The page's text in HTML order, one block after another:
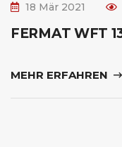
18 Mär 2021
FERMAT WFT
MEHR ERFAHREN